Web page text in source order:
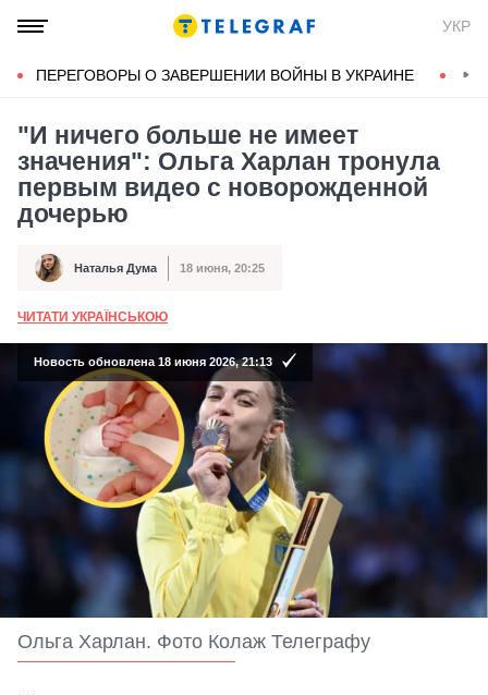
УКР
ПЕРЕГОВОРЫ О ЗАВЕРШЕНИИ ВОЙНЫ В УКРАИНЕ
"И ничего больше не имеет
значения": Ольга Харлан тронула
первым видео с новорожденной
дочерью
Автор Наталья Дума
Дата публикации 18 июня, 20:25
ЧИТАТИ УКРАЇНСЬКОЮ
Новость обновлена 18 июня 2026, 21:13
Ольга Харлан. Фото Колаж Телеграфу